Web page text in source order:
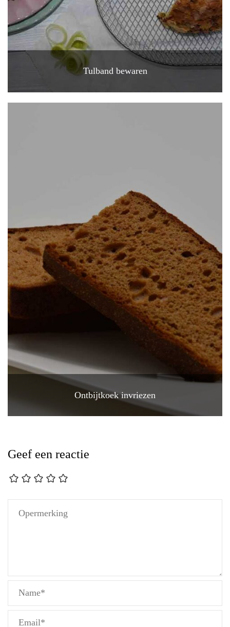
Tulband bewaren
Ontbijtkoek invriezen
Geef een reactie